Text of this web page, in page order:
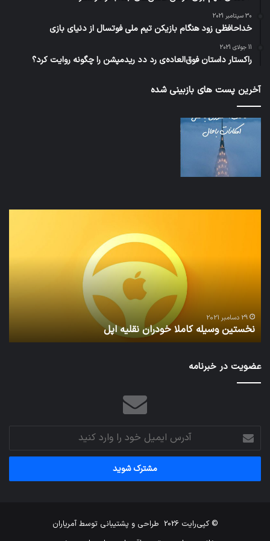
30 سپتامبر 2021
خداحافظی زود هنگام بازیکن تیم ملی فوتسال از دنیای بازی
11 جولای 2021
راکستار داستان فوق‌العاده‌ی رد دد ریدمپشن را چگونه روایت کرد؟
آخرین پست های بازبینی شده
29 دسامبر 2021
نخستین وسیله کاملا خودران نقلیه اپل
عضویت در خبرنامه
آدرس
ایمیل
خود
وارد
© کپی‌رایت 2026 طراحی و پشتیبانی توسطآمریاران